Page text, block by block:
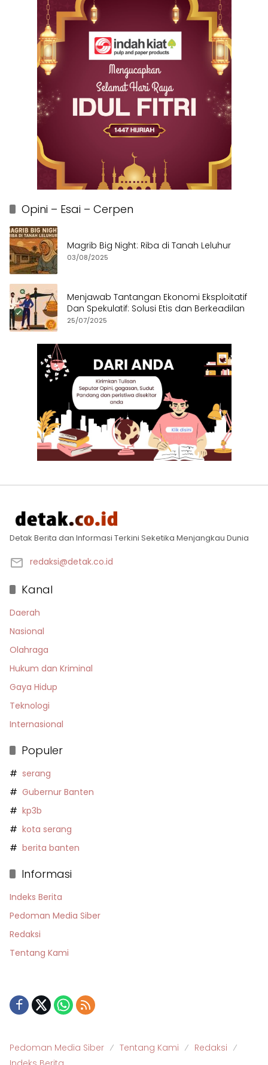
Opini – Esai – Cerpen
Magrib Big Night: Riba di Tanah Leluhur
03/08/2025
Menjawab Tantangan Ekonomi Eksploitatif
Dan Spekulatif: Solusi Etis dan Berkeadilan
25/07/2025
Detak Berita dan Informasi Terkini Seketika Menjangkau Dunia
redaksi@detak.co.id
Kanal
Daerah
Nasional
Olahraga
Hukum dan Kriminal
Gaya Hidup
Teknologi
Internasional
Populer
serang
Gubernur Banten
kp3b
kota serang
berita banten
Informasi
Indeks Berita
Pedoman Media Siber
Redaksi
Tentang Kami
Pedoman Media Siber Tentang Kami
Redaksi